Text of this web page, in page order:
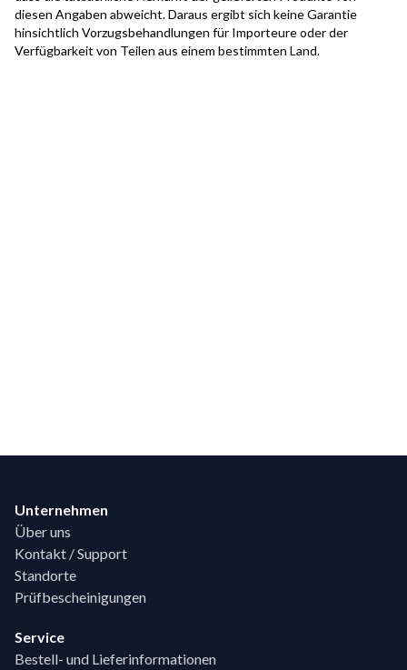
diesen Angaben abweicht. Daraus ergibt sich keine Garantie
hinsichtlich Vorzugsbehandlungen für Importeure oder der
Verfügbarkeit von Teilen aus einem bestimmten Land.
Unternehmen
Über uns
Kontakt / Support
Standorte
Prüfbescheinigungen
Service
Bestell- und Lieferinformationen